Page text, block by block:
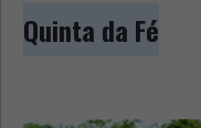
Quinta da Fé